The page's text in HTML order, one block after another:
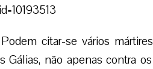
citar-se vários
não apenas contra